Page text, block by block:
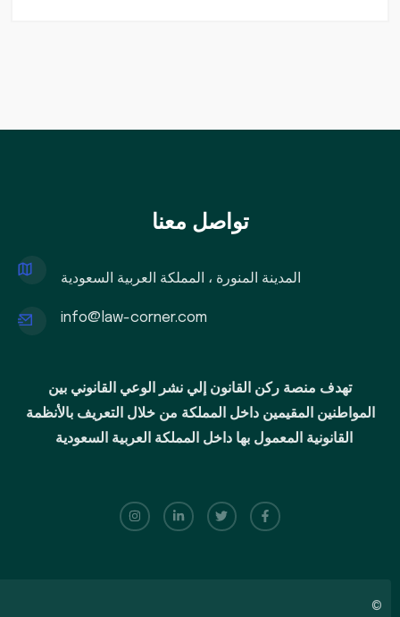
تواصل معنا
المدينة المنورة ، المملكة العربية السعودية
info@law-corner.com
تهدف منصة ركن القانون إلي نشر الوعي القانوني بين
المواطنين المقيمين داخل المملكة من خلال التعريف بالأنظمة
القانونية المعمول بها داخل المملكة العربية السعودية
©